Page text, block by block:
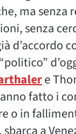
ma senza
senza
d’accordo
e
fatto i
o in